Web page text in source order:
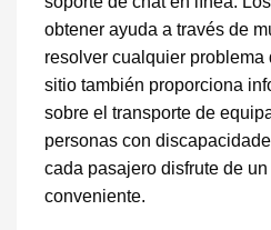
obtener ayuda a través de
resolver cualquier problema
sitio también proporciona
sobre el transporte de
personas con
cada pasajero disfrute de
conveniente.